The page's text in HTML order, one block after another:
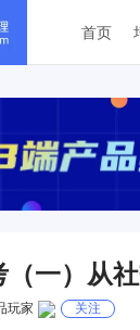
首页
一）从
玩家
关注